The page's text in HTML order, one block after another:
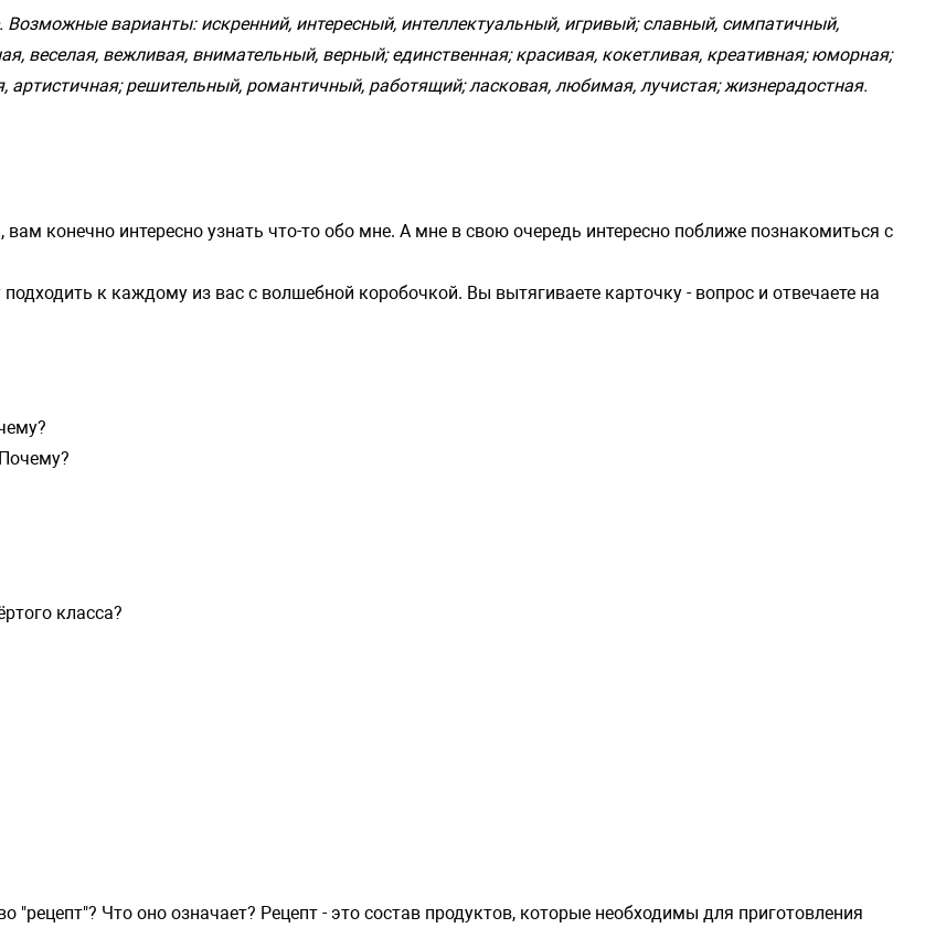
варианты: искренний, интересный, интеллектуальный, игривый; славный, симпатичный,
веселая, вежливая, внимательный, верный; единственная; красивая, кокетливая, креативная; юморная;
решительный, романтичный, работящий; ласковая, любимая, лучистая; жизнерадостная.
конечно интересно узнать что-то обо мне. А мне в свою очередь интересно поближе познакомиться с
к каждому из вас с волшебной коробочкой. Вы вытягиваете карточку - вопрос и отвечаете на
класса?
Что оно означает? Рецепт - это состав продуктов, которые необходимы для приготовления